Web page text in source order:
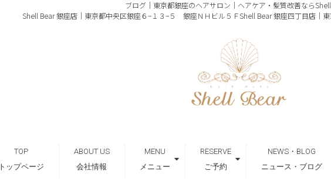
ブログ｜東京都銀座のヘアサロン｜ヘアケア・髪質改善なら
Shell Bear 銀座店｜東京都中央区銀座６−１３−５ 銀座ＮＨビル５ＦShell Bear 銀座四丁目店｜
TOP
トップページ
ABOUT US
会社情報
MENU
メニュー
RESERVE
ご予約
NEWS・BLOG
ニュース・ブログ